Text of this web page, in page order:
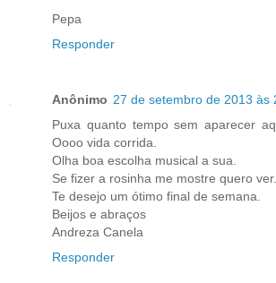
Pepa
Responder
Anônimo 27 de setembro de 2013 às
Puxa quanto tempo sem aparecer
Oooo vida corrida.
Olha boa escolha musical a sua.
Se fizer a rosinha me mostre quero ver.
Te desejo um ótimo final de semana.
Beijos e abraços
Andreza Canela
Responder